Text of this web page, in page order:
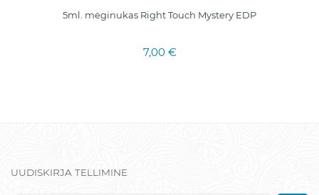
5ml. mėginukas Right Touch Mystery EDP
7,00 €
UUDISKIRJA TELLIMINE